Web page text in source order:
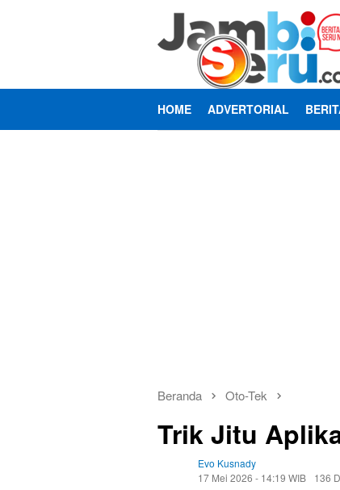
HOME ADVERTORIAL
Beranda Oto-Tek
Trik Jitu
Evo Kusnady
17 Mei 2026 - 14:19 WIB
136